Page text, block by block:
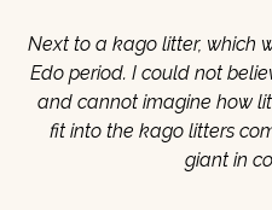
Next to a kago litter, which
Edo period. I could not
and cannot imagine how
fit into the kago litters
giant in